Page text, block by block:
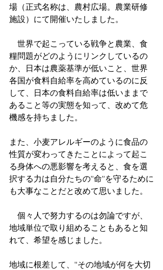
場（正式名称は、農村広場。農業研修
施設）にて開催いたしました。
世界で起こっている戦争と農業、食
糧問題がどのようにリンクしているの
か、日本は農薬基準が低いこと、世界
各国が食料自給率を高めているのに反
して、日本の食料自給率は低いままで
あること等の実態を知って、改めて危
機感を持ちました。
また、小麦アレルギーのように食品の
性質が変わってきたことによって起こ
る身体への悪影響を考えると、食を選
択する力は自分たちの”命”を守るために
も大事なことだと改めて思いました。
個々人で努力するのは勿論ですが、
地域単位で取り組めることもあると知
れて、希望を感じました。
地域に根差して、”その地域が何を大切